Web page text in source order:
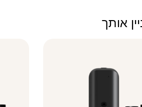
אותך